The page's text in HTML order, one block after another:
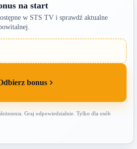
na start
w STS TV i sprawdź aktualne
bonus
Graj odpowiedzialnie. Tylko dla osób